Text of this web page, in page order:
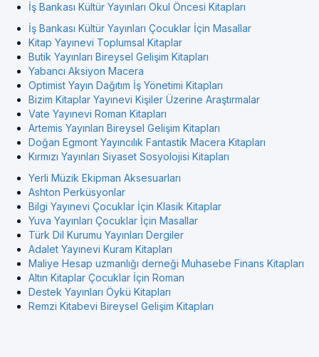
İş Bankası Kültür Yayınları Okul Öncesi Kitapları
İş Bankası Kültür Yayınları Çocuklar İçin Masallar
Kitap Yayınevi Toplumsal Kitaplar
Butik Yayınları Bireysel Gelişim Kitapları
Yabancı Aksiyon Macera
Optimist Yayın Dağıtım İş Yönetimi Kitapları
Bizim Kitaplar Yayınevi Kişiler Üzerine Araştırmalar
Vate Yayınevi Roman Kitapları
Artemis Yayınları Bireysel Gelişim Kitapları
Doğan Egmont Yayıncılık Fantastik Macera Kitapları
Kırmızı Yayınları Siyaset Sosyolojisi Kitapları
Yerli Müzik Ekipman Aksesuarları
Ashton Perküsyonlar
Bilgi Yayınevi Çocuklar İçin Klasik Kitaplar
Yuva Yayınları Çocuklar İçin Masallar
Türk Dil Kurumu Yayınları Dergiler
Adalet Yayınevi Kuram Kitapları
Maliye Hesap uzmanlığı derneği Muhasebe Finans Kitapları
Altın Kitaplar Çocuklar İçin Roman
Destek Yayınları Öykü Kitapları
Remzi Kitabevi Bireysel Gelişim Kitapları